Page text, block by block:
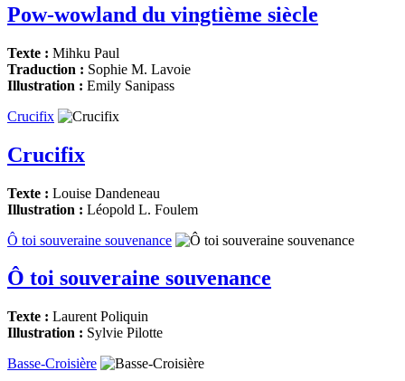
Pow-wowland du vingtième siècle
Texte : Mihku Paul
Traduction : Sophie M. Lavoie
Illustration : Emily Sanipass
Crucifix
Crucifix
Texte : Louise Dandeneau
Illustration : Léopold L. Foulem
Ô toi souveraine souvenance
Ô toi souveraine souvenance
Texte : Laurent Poliquin
Illustration : Sylvie Pilotte
Basse-Croisière